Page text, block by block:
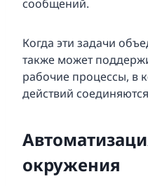
сообщений.
Когда эти задачи
также может
рабочие процессы, в
действий
окружения